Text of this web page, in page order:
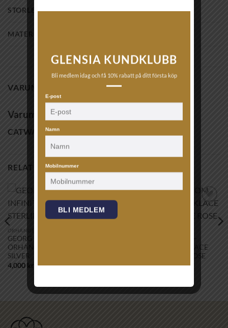
STORLEK 54,56,58,60
MATERIAL
VARUMÄRKE
Varumärke
CATWALK EXCLUSIVE
RELATERADE PRODUKTER
Lägg till i
ÖRHÄNGEN
GEORG JENSEN – INFINITY
ÖRHÄNGEN – STERLING
SILVER
4,000 kr
önskelistan!
CLASSIC DROP NECKLACE
RHODIUM VINTAGE ROSE
1,295kr
GLENSIA KUNDKLUBB
Bli medlem idag och få 10% rabatt på ditt första köp
E-post
Namn
Mobilnummer
BLI MEDLEM